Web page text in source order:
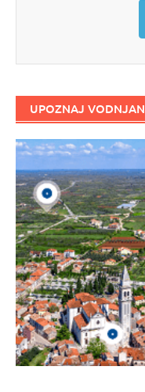
UPOZNAJ VODNJAN